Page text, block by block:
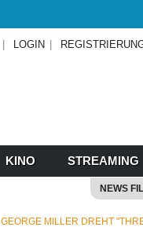
LOGIN
KINO STREAMING
NEWS
GEORGE MILLER DREHT